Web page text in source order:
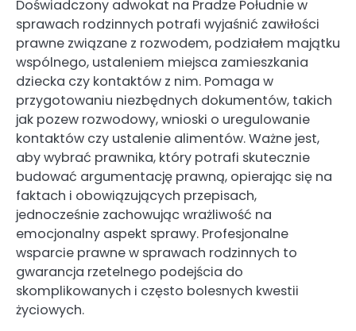
Doświadczony adwokat na Pradze Południe w
sprawach rodzinnych potrafi wyjaśnić zawiłości
prawne związane z rozwodem, podziałem majątku
wspólnego, ustaleniem miejsca zamieszkania
dziecka czy kontaktów z nim. Pomaga w
przygotowaniu niezbędnych dokumentów, takich
jak pozew rozwodowy, wnioski o uregulowanie
kontaktów czy ustalenie alimentów. Ważne jest,
aby wybrać prawnika, który potrafi skutecznie
budować argumentację prawną, opierając się na
faktach i obowiązujących przepisach,
jednocześnie zachowując wrażliwość na
emocjonalny aspekt sprawy. Profesjonalne
wsparcie prawne w sprawach rodzinnych to
gwarancja rzetelnego podejścia do
skomplikowanych i często bolesnych kwestii
życiowych.